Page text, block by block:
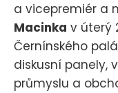
a vicepremiér a
Macinka v úterý
Černínského
diskusní panely,
průmyslu a